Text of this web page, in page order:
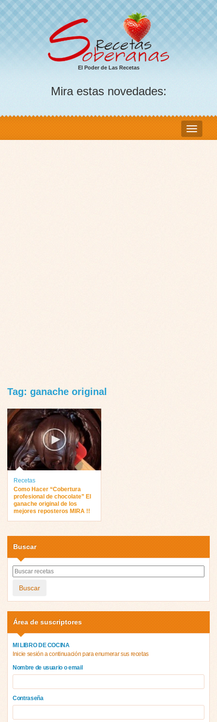
El Poder de Las Recetas
Mira estas novedades:
Tag: ganache original
Recetas
Como Hacer “Cobertura
profesional de chocolate” El
ganache original de los
mejores reposteros MIRA !!
Buscar
Buscar
Área de suscriptores
MI LIBRO DE COCINA
Inicie sesión a continuación para enumerar sus recetas
Nombre de usuario o email
Contraseña